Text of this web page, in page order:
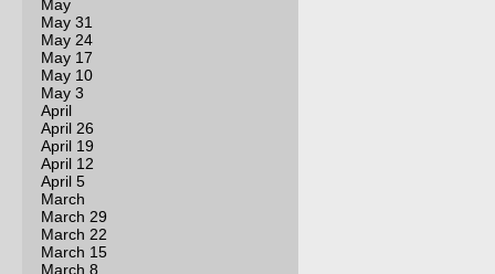
May
May 31
May 24
May 17
May 10
May 3
April
April 26
April 19
April 12
April 5
March
March 29
March 22
March 15
March 8